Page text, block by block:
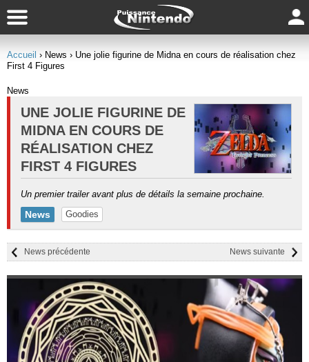
Accueil › News › Une jolie figurine de Midna en cours de réalisation chez
First 4 Figures
News
UNE JOLIE FIGURINE DE
MIDNA EN COURS DE
RÉALISATION CHEZ
FIRST 4 FIGURES
Un premier trailer avant plus de détails la semaine prochaine.
News Goodies
News suivante
News précédente